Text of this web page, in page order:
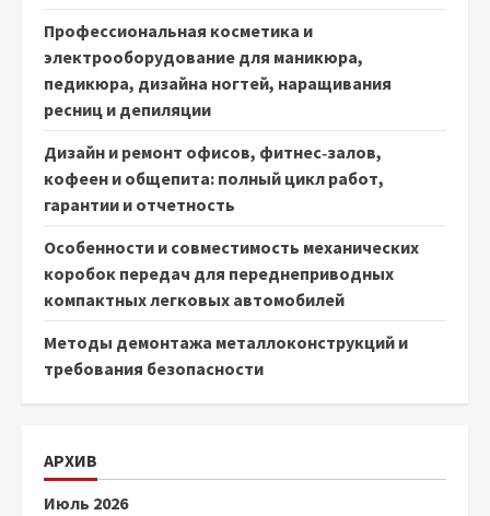
Профессиональная косметика и
электрооборудование для маникюра,
педикюра, дизайна ногтей, наращивания
ресниц и депиляции
Дизайн и ремонт офисов, фитнес‑залов,
кофеен и общепита: полный цикл работ,
гарантии и отчетность
Особенности и совместимость механических
коробок передач для переднеприводных
компактных легковых автомобилей
Методы демонтажа металлоконструкций и
требования безопасности
АРХИВ
Июль 2026